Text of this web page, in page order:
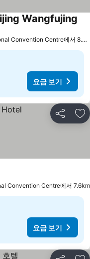
Wangfujing
Convention Centre에서
요금 보기
공유 즐
Convention Centre에서 7.6km
요금 보기